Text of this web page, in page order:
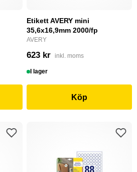
Etikett AVERY mini
35,6x16,9mm 2000/fp
AVERY
623 kr inkl. moms
I lager
Köp